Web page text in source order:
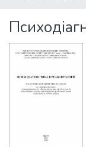
Statistics